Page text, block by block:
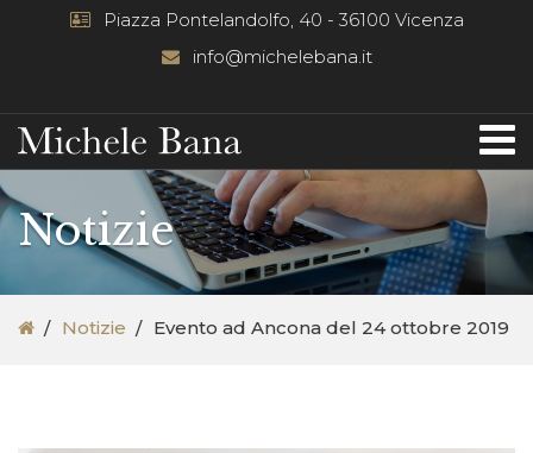
Piazza Pontelandolfo, 40 - 36100 Vicenza
info@michelebana.it
Notizie
Notizie Evento ad Ancona del 24 ottobre 2019